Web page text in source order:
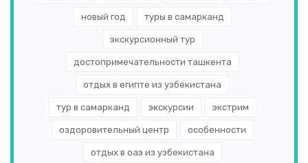
новый год туры в самарканд
экскурсионный тур
достопримечательности ташкента
отдых в египте из узбекистана
тур в самарканд экскурсии экстрим
оздоровительный центр особенности
отдых в оаэ из узбекистана